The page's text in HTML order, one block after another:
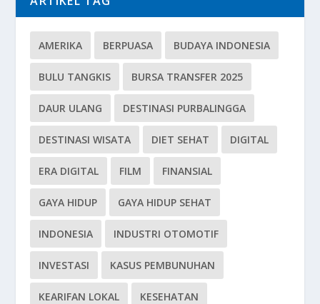
AMERIKA BERPUASA BUDAYA INDONESIA
BULU TANGKIS BURSA TRANSFER 2025
DAUR ULANG DESTINASI PURBALINGGA
DESTINASI WISATA DIET SEHAT DIGITAL
ERA DIGITAL FILM FINANSIAL
GAYA HIDUP GAYA HIDUP SEHAT
INDONESIA INDUSTRI OTOMOTIF
INVESTASI KASUS PEMBUNUHAN
KEARIFAN LOKAL KESEHATAN